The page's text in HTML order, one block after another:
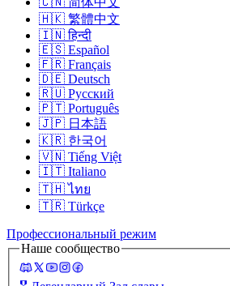
🇭🇰 繁體中文
🇮🇳 हिन्दी
🇪🇸 Español
🇫🇷 Français
🇩🇪 Deutsch
🇷🇺 Русский
🇵🇹 Português
🇯🇵 日本語
🇰🇷 한국어
🇻🇳 Tiếng Việt
🇮🇹 Italiano
🇹🇭 ไทย
🇹🇷 Türkçe
Профессиональный режим
Наше сообщество